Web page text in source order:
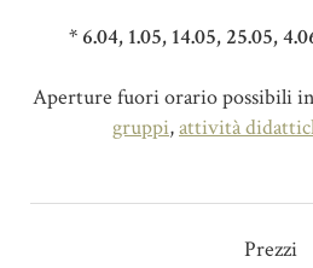
* 6.04, 1.05, 14.05, 25.05,
Aperture fuori orario possibili
gruppi,attività
Prezzi